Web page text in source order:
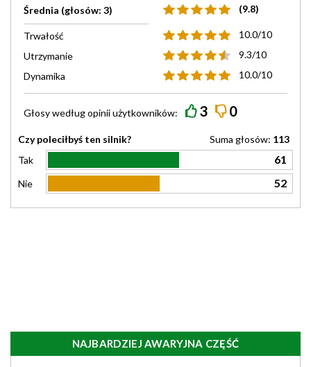
Średnia (głosów: 3) (9.8)
Trwałość
10.0/10
Utrzymanie
9.3/10
Dynamika
10.0/10
Głosy wedługopiniiużytkowników: 3 0
Czy poleciłbyś ten silnik? Suma głosów: 113
Tak
61
Nie 52
NAJBARDZIEJ AWARYJNA CZĘŚĆ